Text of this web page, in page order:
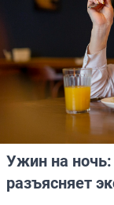
Ужин на
разъясняет